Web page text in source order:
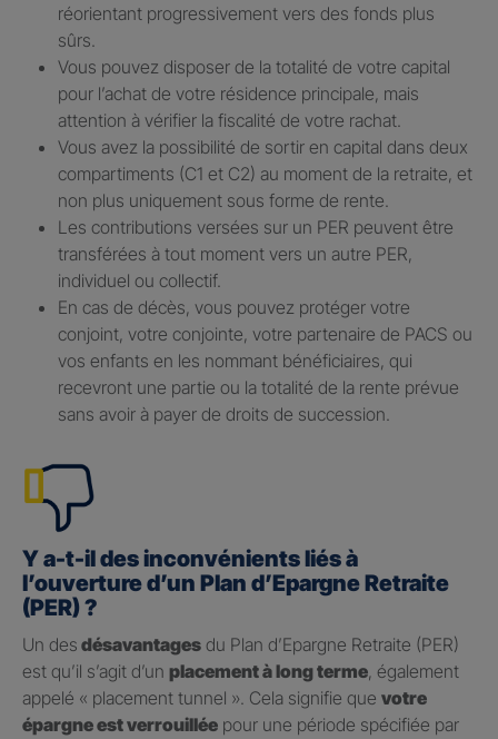
réorientant progressivement vers des fonds plus
sûrs.
Vous pouvez disposer de la totalité de votre capital
pour l’achat de votre résidence principale, mais
attention à vérifier la fiscalité de votre rachat.
Vous avez la possibilité de sortir en capital dans deux
compartiments (C1 et C2) au moment de la retraite, et
non plus uniquement sous forme de rente.
Les contributions versées sur un PER peuvent être
transférées à tout moment vers un autre PER,
individuel ou collectif.
En cas de décès, vous pouvez protéger votre
conjoint, votre conjointe, votre partenaire de PACS ou
vos enfants en les nommant bénéficiaires, qui
recevront une partie ou la totalité de la rente prévue
sans avoir à payer de droits de succession.
Y a-t-il des inconvénients liés à
l’ouverture d’un Plan d’Epargne Retraite
(PER) ?
Un des désavantages du Plan d’Epargne Retraite (PER)
est qu’il s’agit d’un placement à long terme, également
appelé « placement tunnel ». Cela signifie que votre
épargne est verrouillée pour une période spécifiée par